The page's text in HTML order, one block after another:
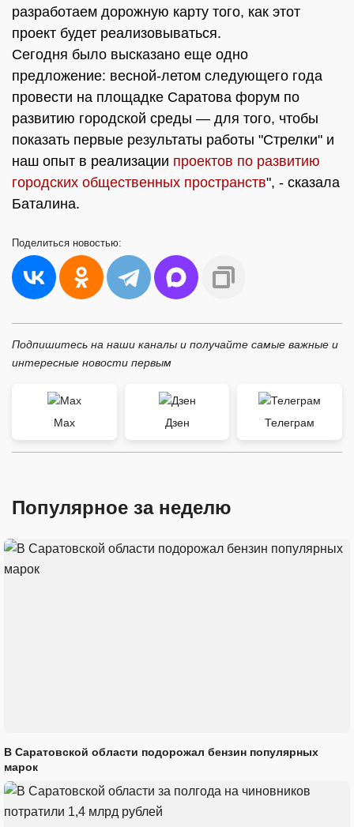
разработаем дорожную карту того, как этот
проект будет реализовываться.
Сегодня было высказано еще одно
предложение: весной-летом следующего года
провести на площадке Саратова форум по
развитию городской среды — для того, чтобы
показать первые результаты работы "Стрелки" и
наш опыт в реализации проектов по развитию
городских общественных пространств", - сказала
Баталина.
Поделиться новостью:
Подпишитесь на наши каналы и получайте самые важные и
интересные новости первым
Max Дзен Телеграм
Популярное за неделю
В Саратовской области подорожал бензин популярных
марок